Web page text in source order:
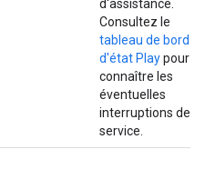
d'assistance.
Consultez le
tableau de bord
d'état Playpour
connaître les
éventuelles
interruptions de
service.